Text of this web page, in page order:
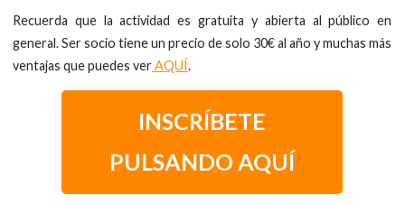
Recuerda que la actividad es gratuita y abierta al público en
general. Ser socio tiene un precio de solo 30€ al año y muchas más
ventajas que puedes verAQUÍ.
INSCRÍBETE
PULSANDO AQUÍ